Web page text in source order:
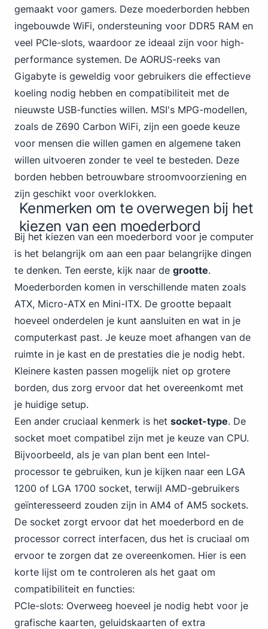
gemaakt voor gamers. Deze moederborden hebben
ingebouwde WiFi, ondersteuning voor DDR5 RAM en
veel PCIe-slots, waardoor ze ideaal zijn voor high-
performance systemen. De AORUS-reeks van
Gigabyte is geweldig voor gebruikers die effectieve
koeling nodig hebben en compatibiliteit met de
nieuwste USB-functies willen. MSI's MPG-modellen,
zoals de Z690 Carbon WiFi, zijn een goede keuze
voor mensen die willen gamen en algemene taken
willen uitvoeren zonder te veel te besteden. Deze
borden hebben betrouwbare stroomvoorziening en
zijn geschikt voor overklokken.
Kenmerken om te overwegen bij het
kiezen van een moederbord
Bij het kiezen van een moederbord voor je computer
is het belangrijk om aan een paar belangrijke dingen
te denken. Ten eerste, kijk naar de grootte.
Moederborden komen in verschillende maten zoals
ATX, Micro-ATX en Mini-ITX. De grootte bepaalt
hoeveel onderdelen je kunt aansluiten en wat in je
computerkast past. Je keuze moet afhangen van de
ruimte in je kast en de prestaties die je nodig hebt.
Kleinere kasten passen mogelijk niet op grotere
borden, dus zorg ervoor dat het overeenkomt met
je huidige setup.
Een ander cruciaal kenmerk is het socket-type. De
socket moet compatibel zijn met je keuze van CPU.
Bijvoorbeeld, als je van plan bent een Intel-
processor te gebruiken, kun je kijken naar een LGA
1200 of LGA 1700 socket, terwijl AMD-gebruikers
geïnteresseerd zouden zijn in AM4 of AM5 sockets.
De socket zorgt ervoor dat het moederbord en de
processor correct interfacen, dus het is cruciaal om
ervoor te zorgen dat ze overeenkomen. Hier is een
korte lijst om te controleren als het gaat om
compatibiliteit en functies:
PCIe-slots: Overweeg hoeveel je nodig hebt voor je
grafische kaarten, geluidskaarten of extra